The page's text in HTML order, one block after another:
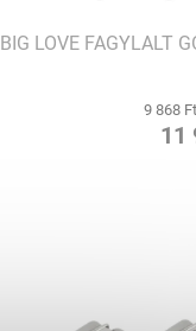
BIG LOVE FAGYLALT
9 868
11